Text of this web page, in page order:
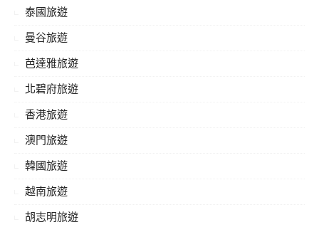
泰國旅遊
曼谷旅遊
芭達雅旅遊
北碧府旅遊
香港旅遊
澳門旅遊
韓國旅遊
越南旅遊
胡志明旅遊